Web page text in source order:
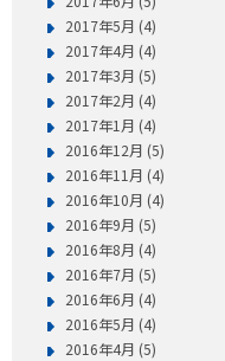
2017年5月 (4)
2017年4月 (4)
2017年3月 (5)
2017年2月 (4)
2017年1月 (4)
2016年12月 (5)
2016年11月 (4)
2016年10月 (4)
2016年9月 (5)
2016年8月 (4)
2016年7月 (5)
2016年6月 (4)
2016年5月 (4)
2016年4月 (5)